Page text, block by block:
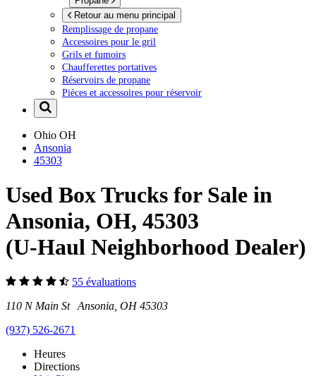
Retour au menu principal
Remplissage de propane
Accessoires pour le gril
Grils et fumoirs
Chaufferettes portatives
Réservoirs de propane
Pièces et accessoires pour réservoir
Ohio OH
Ansonia
45303
Used Box Trucks for Sale in
Ansonia, OH, 45303
(U-Haul Neighborhood Dealer)
55 évaluations
110 N Main St Ansonia, OH 45303
(937) 526-2671
Heures
Directions